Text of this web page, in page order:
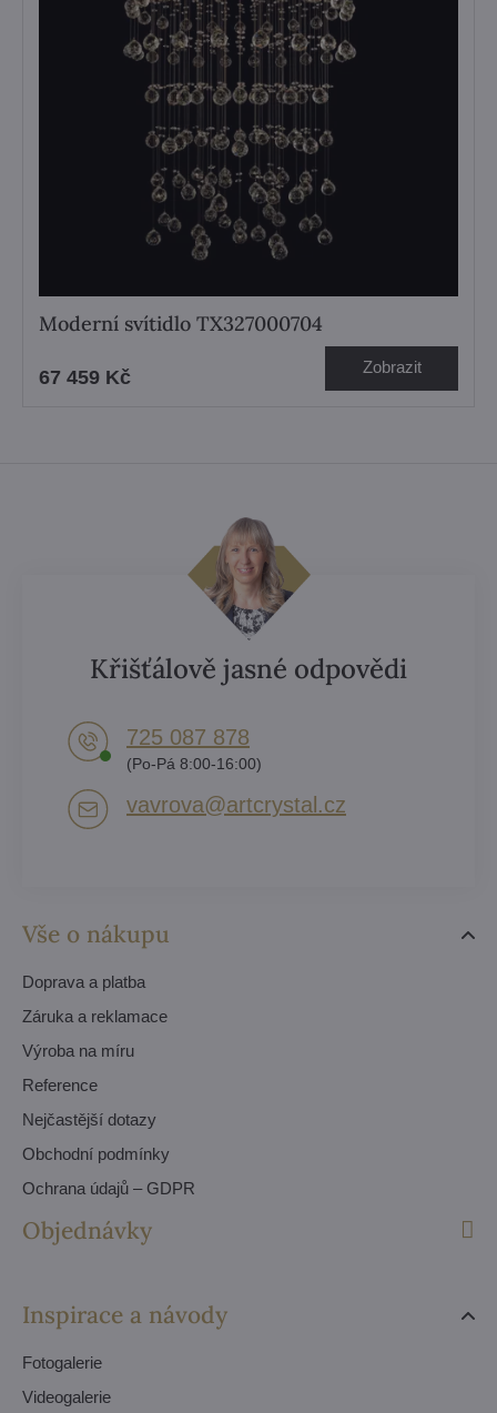
Moderní svítidlo TX327000704
67 459 Kč Zobrazit
Vše o nákupu
Doprava a platba
Záruka a reklamace
Výroba na míru
Reference
Nejčastější dotazy
Obchodní podmínky
Ochrana údajů – GDPR
Objednávky
Inspirace a návody
Fotogalerie
Videogalerie
Křišťálově jasné odpovědi
725 087 878​
(Po-Pá 8:00-16:00)
vavrova​@artcrystal​.cz